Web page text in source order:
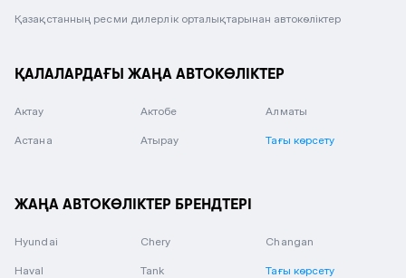
Қазақстанның ресми дилерлік орталықтарынан автокөліктер
ҚАЛАЛАРДАҒЫ ЖАҢА АВТОКӨЛІКТЕР
Актау Актобе Алматы
Астана Атырау Тағы көрсету
ЖАҢА АВТОКӨЛІКТЕР БРЕНДТЕРІ
Hyundai Chery Changan
Haval Tank Тағы көрсету